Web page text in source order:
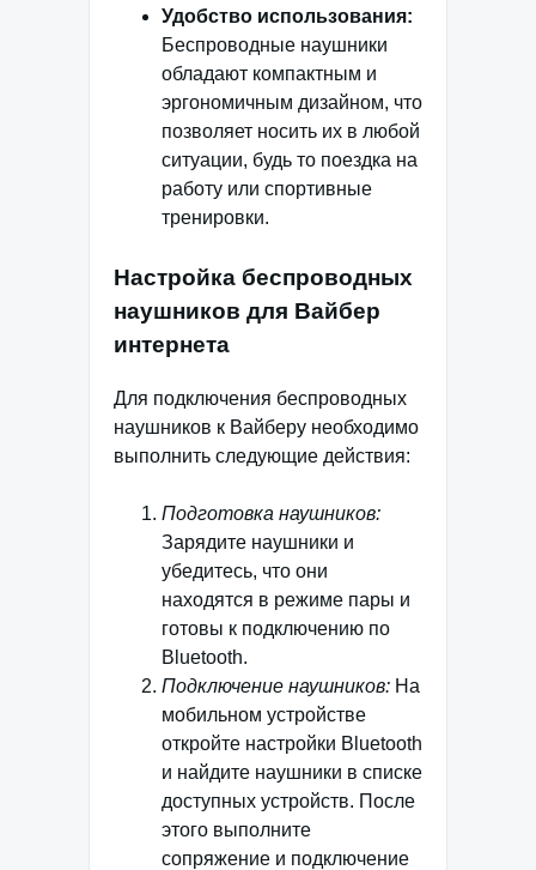
Удобство использования:
Беспроводные наушники
обладают компактным и
эргономичным дизайном, что
позволяет носить их в любой
ситуации, будь то поездка на
работу или спортивные
тренировки.
Настройка беспроводных
наушников для Вайбер
интернета
Для подключения беспроводных
наушников к Вайберу необходимо
выполнить следующие действия:
Подготовка наушников:
Зарядите наушники и
убедитесь, что они
находятся в режиме пары и
готовы к подключению по
Bluetooth.
Подключение наушников: На
мобильном устройстве
откройте настройки Bluetooth
и найдите наушники в списке
доступных устройств. После
этого выполните
сопряжение и подключение